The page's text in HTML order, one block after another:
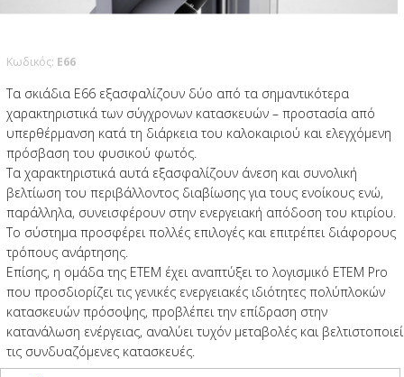
Κωδικός: E66
Τα σκιάδια E66 εξασφαλίζουν δύο από τα σημαντικότερα
χαρακτηριστικά των σύγχρονων κατασκευών – προστασία από
υπερθέρμανση κατά τη διάρκεια του καλοκαιριού και ελεγχόμενη
πρόσβαση του φυσικού φωτός.
Τα χαρακτηριστικά αυτά εξασφαλίζουν άνεση και συνολική
βελτίωση του περιβάλλοντος διαβίωσης για τους ενοίκους ενώ,
παράλληλα, συνεισφέρουν στην ενεργειακή απόδοση του κτιρίου.
Το σύστημα προσφέρει πολλές επιλογές και επιτρέπει διάφορους
τρόπους ανάρτησης.
Επίσης, η ομάδα της ΕΤΕΜ έχει αναπτύξει το λογισμικό ETEM Pro
που προσδιορίζει τις γενικές ενεργειακές ιδιότητες πολύπλοκών
κατασκευών πρόσοψης, προβλέπει την επίδραση στην
κατανάλωση ενέργειας, αναλύει τυχόν μεταβολές και βελτιστοποιεί
τις συνδυαζόμενες κατασκευές.